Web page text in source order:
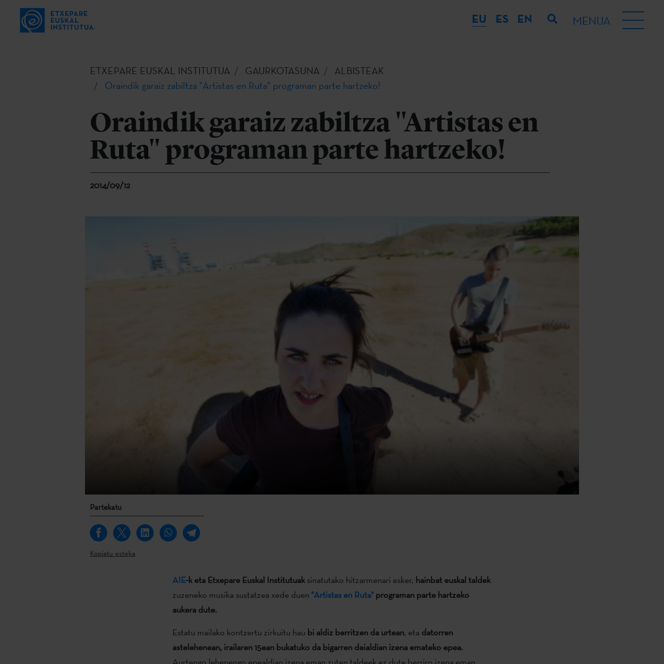
EU ES EN MENUA
ETXEPARE EUSKAL INSTITUTUA GAURKOTASUNA
ALBISTEAK
Oraindik garaiz zabiltza "Artistas en Ruta" programan parte hartzeko!
Oraindik garaiz zabiltza "Artistas en
Ruta" programan parte hartzeko!
2014/09/12
Partekatu
Kopiatu esteka
AIE-k eta Etxepare Euskal Institutuaksinatutako hitzarmenari esker, hainbateuskal taldek
zuzeneko musika sustatzea xede duen "Artistas en Ruta" programan parte hartzeko
aukera dute.
Estatu mailako kontzertu zirkuitu hau bi aldiz berritzen da urtean, eta datorren
astelehenean, irailaren 15ean bukatuko da bigarren deialdian izena emateko epea.
Aurtengo lehenengo epealdian izena eman zuten taldeek ez dute berriro izena eman